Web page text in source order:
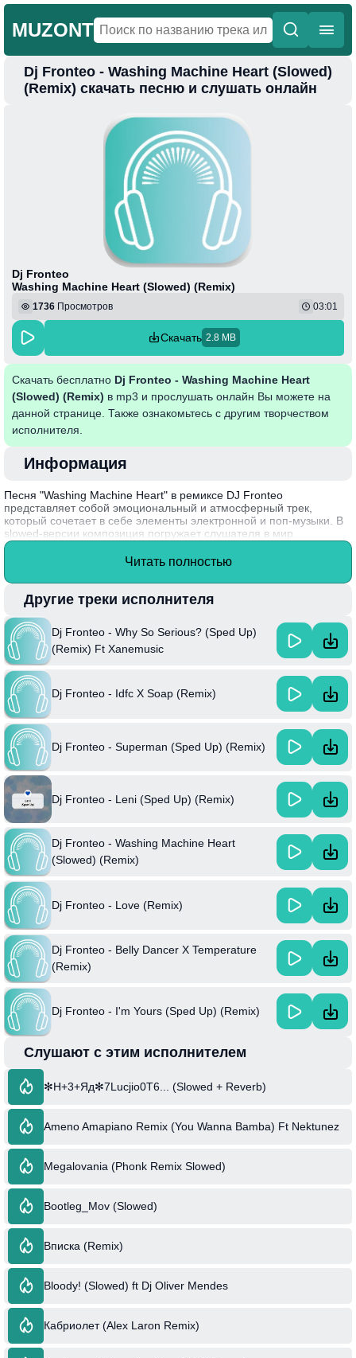
MUZONT
Главная
Dj Fronteo - Washing Machine Heart (Slowed)
(Remix) скачать песню и слушать онлайн
Dj Fronteo
Washing Machine Heart (Slowed) (Remix)
1736 Просмотров 03:01
Скачать 2.8 MB
Скачать бесплатно Dj Fronteo - Washing Machine Heart
(Slowed) (Remix) в mp3 и прослушать онлайн Вы можете на
данной странице. Также ознакомьтесь с другим творчеством
исполнителя.
Информация
Песня "Washing Machine Heart" в ремиксе DJ Fronteo
представляет собой эмоциональный и атмосферный трек,
который сочетает в себе элементы электронной и поп-музыки. В
slowed-версии композиция погружает слушателя в мир
меланхолии и размышлений, создавая уникальное настроение.
Лирика затрагивает темы любви, потерь и внутренней борьбы,
исполнении пробуждает чувства и уносит в мир воспоминаний,
позволяя каждому найти что-то свое.
DJ Fronteo, известный своим умением сочетать разные
музыкальные стили, продолжает удивлять слушателей
оригинальными интерпретациями и уникальным звучанием, что
делает его работы особенно запоминающимися в электронной
сцене.
Читать полностью
Другие треки исполнителя
Dj Fronteo - Why So Serious? (Sped Up)
(Remix) Ft Xanemusic
Dj Fronteo - Idfc X Soap (Remix)
Dj Fronteo - Superman (Sped Up) (Remix)
Dj Fronteo - Leni (Sped Up) (Remix)
Dj Fronteo - Washing Machine Heart
(Slowed) (Remix)
Dj Fronteo - Love (Remix)
Dj Fronteo - Belly Dancer X Temperature
(Remix)
Dj Fronteo - I'm Yours (Sped Up) (Remix)
Слушают с этим исполнителем
✻H+3+Яд✻7Lucjio0T6... (Slowed + Reverb)
Ameno Amapiano Remix (You Wanna Bamba) Ft Nektunez
Megalovania (Phonk Remix Slowed)
Bootleg_Mov (Slowed)
Вписка (Remix)
Bloody! (Slowed) ft Dj Oliver Mendes
Кабриолет (Alex Laron Remix)